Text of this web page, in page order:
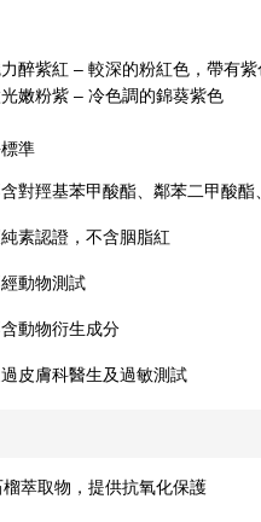
醉紫紅 – 較深的粉紅色，帶有紫
嫩粉紫 – 冷色調的錦葵紫色
準
對羥基苯甲酸酯、鄰苯二甲酸
素認證，不含胭脂紅
動物測試
動物衍生成分
皮膚科醫生及過敏測試
萃取物，提供抗氧化保護